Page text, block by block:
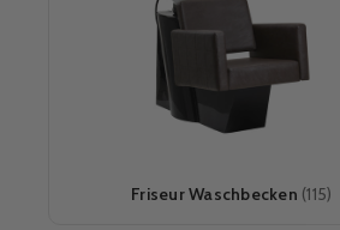
Friseur Waschbecken (115)